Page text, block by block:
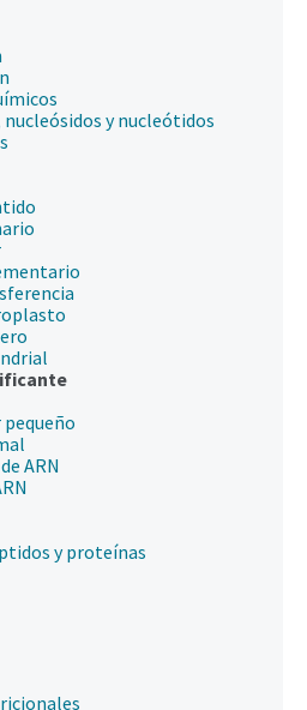
nucleósidos y nucleótidos
pequeño
ARN
y proteínas